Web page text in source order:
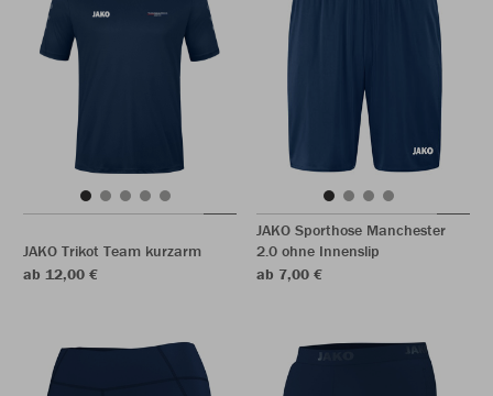
JAKO Trikot Team kurzarm
ab 12,00 €
JAKO Sporthose Manchester
2.0 ohne Innenslip
ab 7,00 €